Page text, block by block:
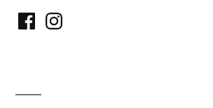
FacebookInstagram